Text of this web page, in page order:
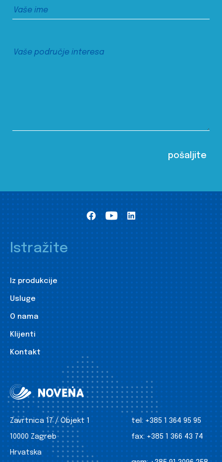
Istražite
Iz produkcije
Usluge
O nama
Klijenti
Kontakt
Zavrtnica 17 / Objekt 1
10000 Zagreb
Hrvatska
tel: +385 1 364 95 95
fax: +385 1 366 43 74